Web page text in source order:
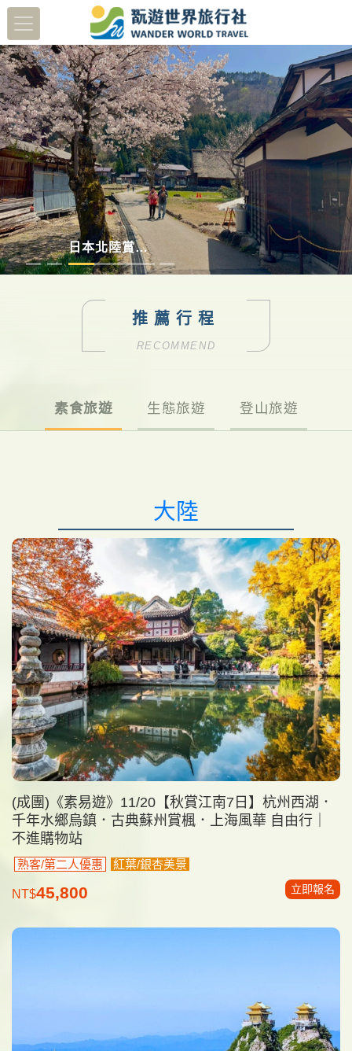
蔬醒南島 多彩德瑞 日本北陸賞櫻8日
推薦行程
RECOMMEND
素食旅遊 生態旅遊 登山旅遊
大陸
(成團)《素易遊》11/20【秋賞江南7日】杭州西湖．
千年水鄉烏鎮．古典蘇州賞楓．上海風華 自由行｜
不進購物站
熟客/第二人優惠 紅葉/銀杏美景
NT$45,800 立即報名